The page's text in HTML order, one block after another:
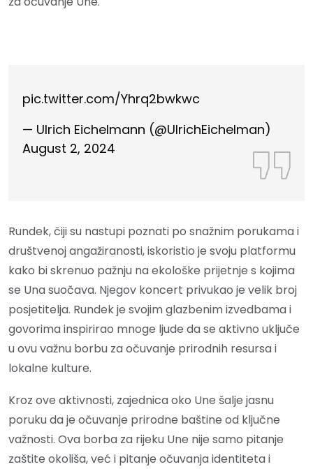
pic.twitter.com/Yhrq2bwkwc
— Ulrich Eichelmann (@UlrichEichelman)
August 2, 2024
Rundek, čiji su nastupi poznati po snažnim porukama i
društvenoj angažiranosti, iskoristio je svoju platformu
kako bi skrenuo pažnju na ekološke prijetnje s kojima
se Una suočava. Njegov koncert privukao je velik broj
posjetitelja. Rundek je svojim glazbenim izvedbama i
govorima inspirirao mnoge ljude da se aktivno uključe
u ovu važnu borbu za očuvanje prirodnih resursa i
lokalne kulture.
Kroz ove aktivnosti, zajednica oko Une šalje jasnu
poruku da je očuvanje prirodne baštine od ključne
važnosti. Ova borba za rijeku Une nije samo pitanje
zaštite okoliša, već i pitanje očuvanja identiteta i